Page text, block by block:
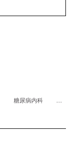
部医師
病内科 …